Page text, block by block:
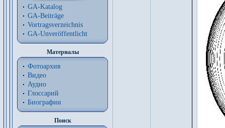
GA-Katalog
GA-Beiträge
Vortragsverzeichnis
GA-Unveröffentlicht
Материалы
Фотоархив
Видео
Аудио
Глоссарий
Биографии
Поиск